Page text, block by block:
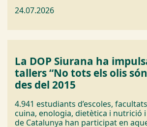
24.07.2026
La DOP Siurana ha
tallers “No tots els olis
des del 2015
4.941 estudiants d’escoles,
cuina, enologia, dietètica i nutrició
de Catalunya han participat en